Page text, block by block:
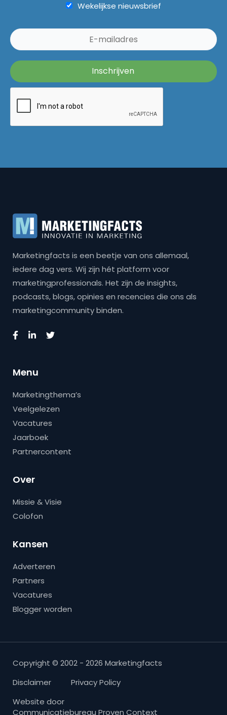
Wekelijkse nieuwsbrief
Marketingfacts is een beetje van ons allemaal,
iedere dag vers. Wij zijn hét platform voor
marketingprofessionals. Het zijn de insights,
podcasts, blogs, opinies en recencies die ons als
marketingcommunity binden.
Menu
Marketingthema’s
Veelgelezen
Vacatures
Jaarboek
Partnercontent
Over
Missie & Visie
Colofon
Kansen
Adverteren
Partners
Vacatures
Blogger worden
Copyright © 2002 - 2026 Marketingfacts
Disclaimer
Privacy Policy
Website door
Communicatiebureau Proven Context